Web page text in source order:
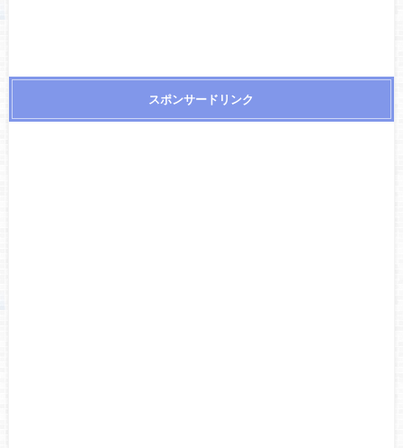
スポンサードリンク